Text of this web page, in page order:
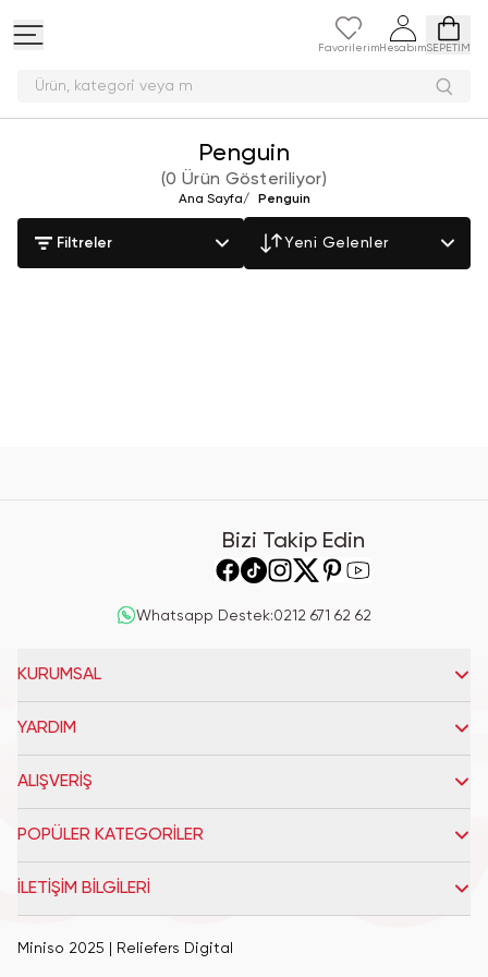
Favorilerim HesabımSEPETİM
Ürün, kategori veya
Penguin
(0 Ürün Gösteriliyor)
Ana Sayfa/ Penguin
Filtreler Yeni Gelenler
Bizi Takip Edin
Whatsapp Destek:0212 671 62 62
KURUMSAL
YARDIM
ALIŞVERİŞ
POPÜLER KATEGORİLER
İLETİŞİM BİLGİLERİ
Miniso 2025 | Reliefers Digital